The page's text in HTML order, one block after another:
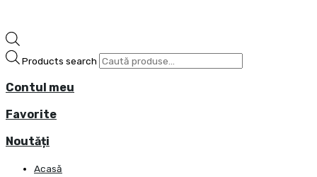
Products search
Contul meu
Favorite
Noutăți
Acasă